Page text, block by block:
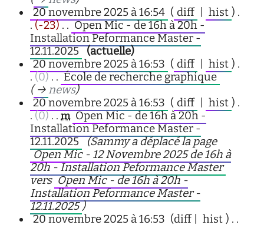
20 novembre 2025 à 16:54 ( diff hist ) .
. (-23) . . Open Mic - de 16h à 20h -
Installation Peformance Master -
12.11.2025
(actuelle)
20 novembre 2025 à 16:53 ( diff hist ) .
. (0) . . École de recherche graphique
( → news)
20 novembre 2025 à 16:53 ( diff hist ) .
. (0) . . m Open Mic - de 16h à 20h -
Installation Peformance Master -
12.11.2025
(Sammy a déplacé la page
Open Mic - 12 Novembre 2025 de 16h à
20h - Installation Peformance Master
vers Open Mic - de 16h à 20h -
Installation Peformance Master -
12.11.2025 )
20 novembre 2025 à 16:53 (diff | hist ) . .